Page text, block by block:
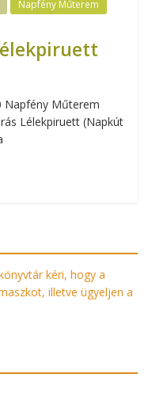
Napfény Műterem
Napfény Műterem
Lélekpiruett (Napkút
kéri, hogy a
illetve ügyeljen a